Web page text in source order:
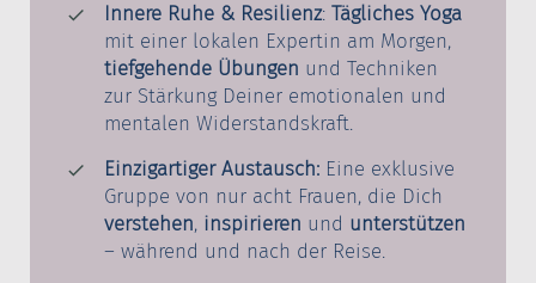
Innere Ruhe & Resilienz: Tägliches Yoga
mit einer lokalen Expertin am Morgen,
tiefgehende Übungen und Techniken
zur Stärkung Deiner emotionalen und
mentalen Widerstandskraft.
Einzigartiger Austausch: Eine exklusive
Gruppe von nur acht Frauen, die Dich
verstehen, inspirieren und unterstützen
– während und nach der Reise.